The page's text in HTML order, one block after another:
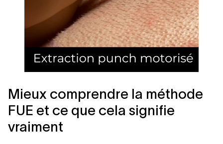
Mieux comprendre la méthode
FUE et ce que cela signifie
vraiment